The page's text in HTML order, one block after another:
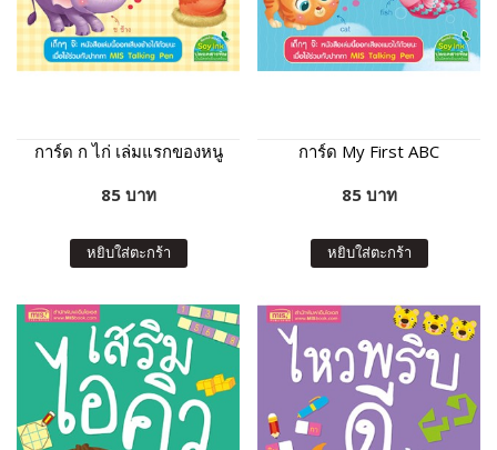
การ์ด ก ไก่ เล่มแรกของหนู
85 บาท
หยิบใส่ตะกร้า
การ์ด My First ABC
85 บาท
หยิบใส่ตะกร้า